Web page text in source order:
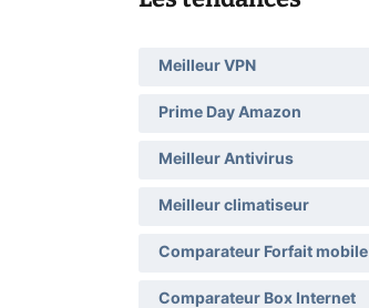
Meilleur VPN
Prime Day Amazon
Meilleur Antivirus
Meilleur climatiseur
Comparateur Forfait mobile
Comparateur Box Internet